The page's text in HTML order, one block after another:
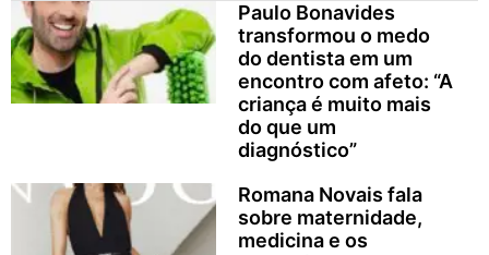
Paulo Bonavides
transformou o medo
do dentista em um
encontro com afeto: “A
criança é muito mais
do que um
diagnóstico”
Romana Novais fala
sobre maternidade,
medicina e os